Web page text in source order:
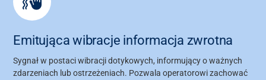
Emitująca wibracje informacja zwrotna
Sygnał w postaci wibracji dotykowych, informujący o ważnych
zdarzeniach lub ostrzeżeniach. Pozwala operatorowi zachować